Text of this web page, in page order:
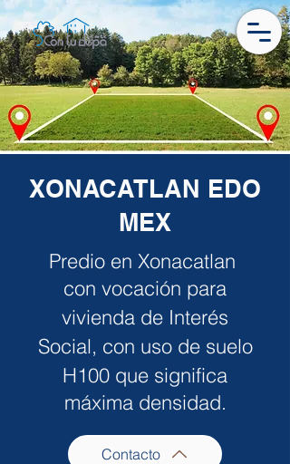
XONACATLAN EDO
MEX
Predio en Xonacatlan
con vocación para
vivienda de Interés
Social, con uso de suelo
H100 que significa
máxima densidad.
Contacto